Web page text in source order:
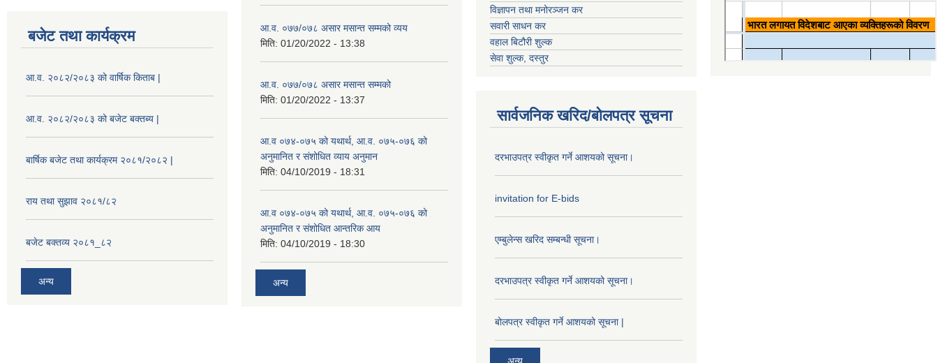
बजेट तथा कार्यक्रम
आ.व. २०८२/२०८३ को वार्षिक किताब |
आ.व. २०८२/२०८३ को बजेट बक्तब्य |
बार्षिक बजेट तथा कार्यक्रम २०८१/२०८२ |
राय तथा सुझाव २०८१/८२
बजेट बक्तव्य २०८१_८२
अन्य
आ.व. ०७७/०७८ असार मसान्त सम्मको व्यय
मिति: 01/20/2022 - 13:38
आ.व. ०७७/०७८ असार मसान्त सम्मको
मिति: 01/20/2022 - 13:37
आ.व ०७४-०७५ को यथार्थ, आ.व. ०७५-०७६ को
अनुमानित र संशोधित व्याय अनुमान
मिति: 04/10/2019 - 18:31
आ.व ०७४-०७५ को यथार्थ, आ.व. ०७५-०७६ को
अनुमानित र संशोधित आन्तरिक आय
मिति: 04/10/2019 - 18:30
अन्य
विज्ञापन तथा मनोरञ्जन कर
सवारी साधन कर
वहाल बिटौरी शुल्क
सेवा शुल्क, दस्तुर
सार्वजनिक खरिद/बोलपत्र सूचना
दरभाउपत्र स्वीकृत गर्ने आशयको सूचना।
invitation for E-bids
एम्बुलेन्स खरिद सम्बन्धी सूचना।
दरभाउपत्र स्वीकृत गर्ने आशयको सूचना।
बोलपत्र स्वीकृत गर्ने आशयको सूचना |